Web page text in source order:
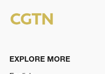
EXPLORE MORE